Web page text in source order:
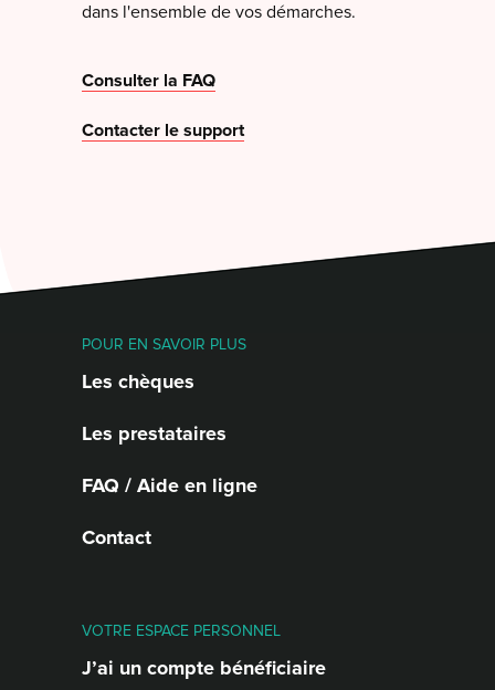
dans l'ensemble de vos démarches.
Consulter la FAQ
Contacter le support
POUR EN SAVOIR PLUS
Les chèques
Les prestataires
FAQ / Aide en ligne
Contact
VOTRE ESPACE PERSONNEL
J’ai un compte bénéficiaire